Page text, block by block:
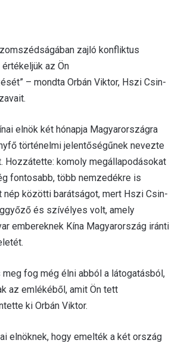
zajló konfliktus
az Ön
– mondta Orbán Viktor, Hszi Csin-
elnök két hónapja Magyarországra
történelmi jelentőségűnek nevezte
Hozzátette: komoly megállapodásokat
fontosabb, több nemzedékre is
nép közötti barátságot, mert Hszi Csin-
és szívélyes volt, amely
embereknek Kína Magyarország iránti
meg fog még élni abból a látogatásból,
az emlékéből, amit Ön tett
ki Orbán Viktor.
elnöknek, hogy emelték a két ország